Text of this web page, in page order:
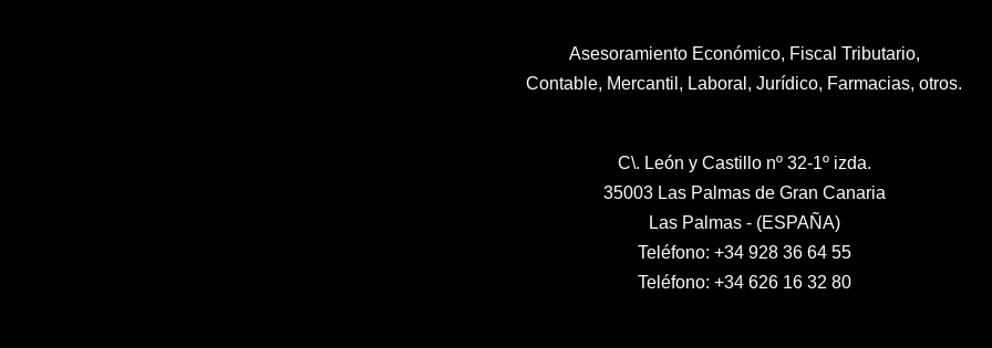
Asesoramiento Económico, Fiscal Tributario,
Contable, Mercantil, Laboral, Jurídico, Farmacias, otros.
C\. León y Castillo nº 32-1º izda.
35003 Las Palmas de Gran Canaria
Las Palmas - (ESPAÑA)
Teléfono: +34 928 36 64 55
Teléfono: +34 626 16 32 80